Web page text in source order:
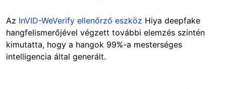
Az InVID-WeVerify ellenőrző eszköz Hiya deepfake
hangfelismerőjével végzett további elemzés szintén
kimutatta, hogy a hangok 99%-a mesterséges
intelligencia által generált.